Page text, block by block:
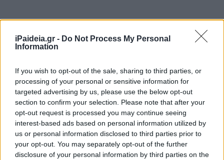
iPaideia.gr - Do Not Process My Personal
Information
If you wish to opt-out of the sale, sharing to third parties, or
processing of your personal or sensitive information for
targeted advertising by us, please use the below opt-out
section to confirm your selection. Please note that after your
opt-out request is processed you may continue seeing
interest-based ads based on personal information utilized by
us or personal information disclosed to third parties prior to
your opt-out. You may separately opt-out of the further
disclosure of your personal information by third parties on the
Ακολουθείστε το iPaideia.gr στο
TελευταίεςΕιδήσειςγια την Παιδεία και την